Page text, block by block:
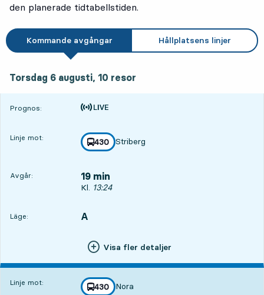
den planerade tidtabellstiden.
Kommande avgångar Hållplatsens linjer
Torsdag 6 augusti, 10 resor
Prognos:
Tiden är prognos
Linje mot: linje
430
mot
Striberg
,
Avgår: 19 min
Avgår, Kl. 13:24, om 19 min
Kl. 13:24
Läge:
LÄGE, A
,
Visa fler detaljer
Linje mot: linje
430
mot
Nora
,